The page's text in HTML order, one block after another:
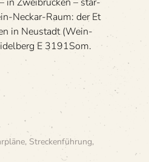
Neckar-Raum: der Et
in Neu­stadt (Wein­
E 3191Som.
, Streckenführung,